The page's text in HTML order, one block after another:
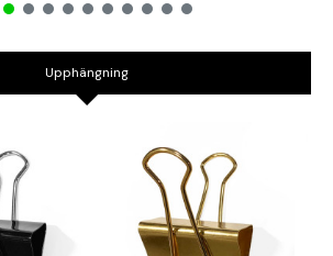
Upphängning